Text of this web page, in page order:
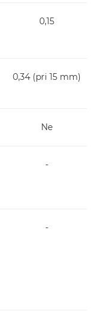
0,15
0,34 (pri 15 mm)
Ne
-
-